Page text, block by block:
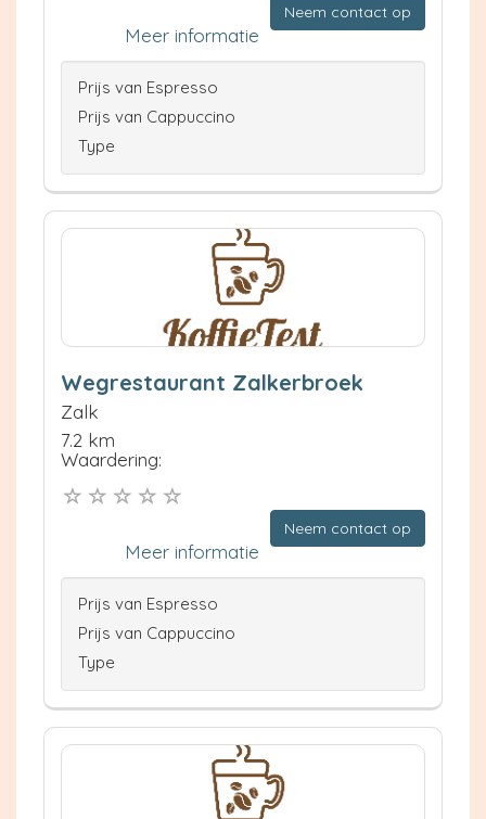
Neem contact op
Meer informatie
Prijs van Espresso
Prijs van Cappuccino
Type
Wegrestaurant Zalkerbroek
Zalk
7.2 km
Waardering:
Neem contact op
Meer informatie
Prijs van Espresso
Prijs van Cappuccino
Type